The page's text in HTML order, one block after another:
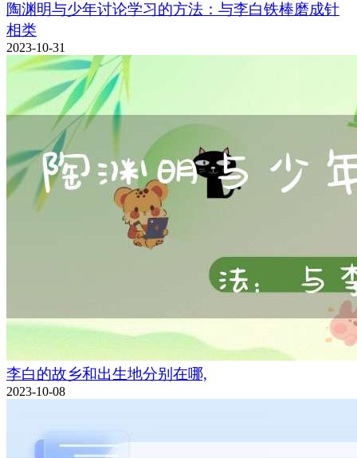
陶渊明与少年讨论学习的方法：与李白铁棒磨成针
相类
2023-10-31
李白的故乡和出生地分别在哪,
2023-10-08